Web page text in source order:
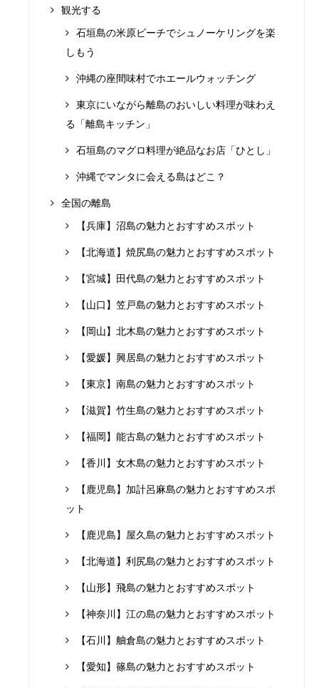
観光する
石垣島の米原ビーチでシュノーケリングを楽
しもう
沖縄の座間味村でホエールウォッチング
東京にいながら離島のおいしい料理が味わえ
る「離島キッチン」
石垣島のマグロ料理が絶品なお店「ひとし」
沖縄でマンタに会える島はどこ？
全国の離島
【兵庫】沼島の魅力とおすすめスポット
【北海道】焼尻島の魅力とおすすめスポット
【宮城】田代島の魅力とおすすめスポット
【山口】笠戸島の魅力とおすすめスポット
【岡山】北木島の魅力とおすすめスポット
【愛媛】興居島の魅力とおすすめスポット
【東京】南島の魅力とおすすめスポット
【滋賀】竹生島の魅力とおすすめスポット
【福岡】能古島の魅力とおすすめスポット
【香川】女木島の魅力とおすすめスポット
【鹿児島】加計呂麻島の魅力とおすすめスポ
ット
【鹿児島】屋久島の魅力とおすすめスポット
【北海道】利尻島の魅力とおすすめスポット
【山形】飛島の魅力とおすすめスポット
【神奈川】江の島の魅力とおすすめスポット
【石川】舳倉島の魅力とおすすめスポット
【愛知】篠島の魅力とおすすめスポット